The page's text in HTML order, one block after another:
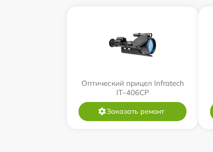
Оптический прицел Infratech
IT–406СP
Заказать ремонт